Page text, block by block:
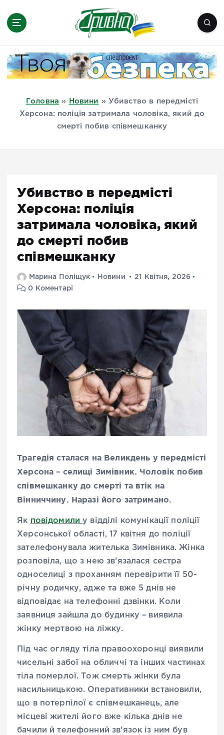
Миколаїв, Одеса, Мелітополь
Головна » Новини » Убивство в передмісті
Херсона: поліція затримала чоловіка, який до
смерті побив співмешканку
Убивство в передмісті
Херсона: поліція
затримала чоловіка, який
до смерті побив
співмешканку
Марина Поліщук Новини
21 Квітня, 2026
0 Коментарі
Трагедія сталася на Великдень у передмісті
Херсона – селищі Зимівник. Чоловік побив
співмешканку до смерті та втік на
Вінниччину. Наразі його затримано.
Як повідомилиу відділі комунікації поліції
Херсонської області, 17 квітня до поліції
зателефонувала жителька Зимівника. Жінка
розповіла, що з нею зв’язалася сестра
односелиці з проханням перевірити її 50-
річну родичку, адже та вже 5 днів не
відповідає на телефонні дзвінки. Коли
заявниця зайшла до будинку – виявила
жінку мертвою на ліжку.
Під час огляду тіла правоохоронці виявили
чисельні забої на обличчі та інших частинах
тіла померлої. Тож смерть жінки була
насильницькою. Оперативники встановили,
що в потерпілої є співмешканець, але
місцеві жителі його вже кілька днів не
бачили й телефонний зв’язок із ним був